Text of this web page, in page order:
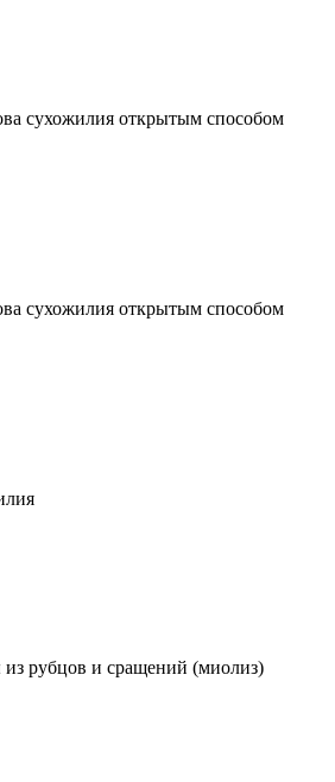
сухожилия открытым способом
сухожилия открытым способом
рубцов и сращений (миолиз)